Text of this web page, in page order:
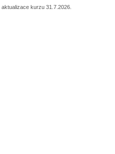
kurzu 31.7.2026.